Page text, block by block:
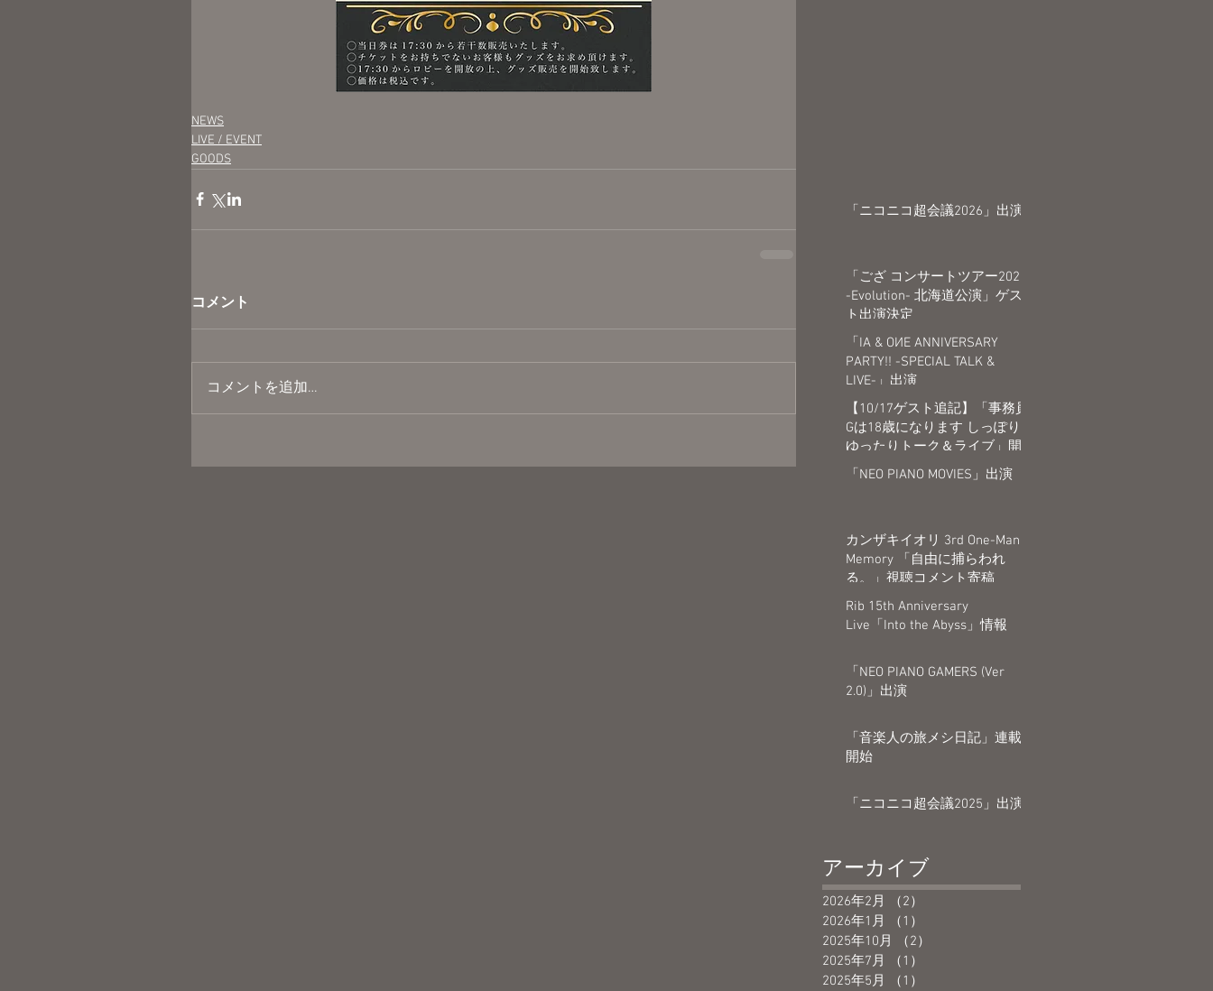
NEWS
LIVE / EVENT
GOODS
コメント
コメントを追加…
「ニコニコ超会議2026」出演
「ござ コンサートツアー2026
-Evolution- 北海道公演」ゲス
ト出演決定
「IA & OИE ANNIVERSARY
PARTY!! -SPECIAL TALK &
LIVE-」出演
【10/17ゲスト追記】「事務員
Gは18歳になります しっぽり
ゆったりトーク＆ライブ」開
催決定
「NEO PIANO MOVIES」出演
カンザキイオリ 3rd One-Man
Memory 「自由に捕らわれ
る。」視聴コメント寄稿
Rib 15th Anniversary
Live「Into the Abyss」情報
「NEO PIANO GAMERS (Ver
2.0)」出演
「音楽人の旅メシ日記」連載
開始
「ニコニコ超会議2025」出演
アーカイブ
2026年2月 （2）
2026年1月
（1）
2025年10月
（2）
2025年7月
（1）
2025年5月
（1）